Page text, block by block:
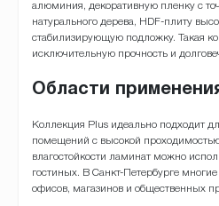
алюминия, декоративную пленку с
натурального дерева, HDF-плиту
стабилизирующую подложку. Такая
исключительную прочность и
Области
Коллекция Plus идеально подходит
помещений с высокой
влагостойкости ламинат можно
гостиных. В Санкт-Петербурге
офисов, магазинов и общественных